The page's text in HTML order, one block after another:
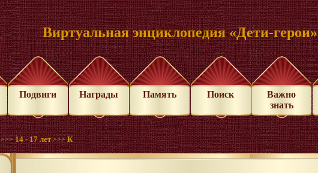
Виртуальная энциклопедия «Дети-герои»
Подвиги Награды Память Поиск
Важно
знать
>>>14 - 17 лет >>>К